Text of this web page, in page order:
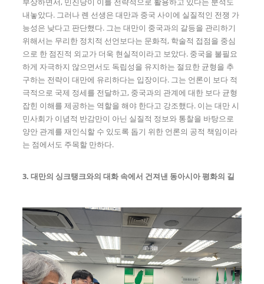
내놓았다. 그러나 롄 선생은 대만과 중국 사이에 실질적인 전쟁 가
능성은 낮다고 판단했다. 그는 대만이 중국과의 갈등을 관리하기
위해서는 무리한 정치적 선언보다는 문화적, 학술적 접점을 중심
으로 한 점진적 외교가 더욱 현실적이라고 보았다. 중국을 불필요
하게 자극하지 않으면서도 독립성을 유지하는 절묘한 균형을 추
구하는 전략이 대만에 유리하다는 입장이다. 그는 언론이 보다 적
극적으로 국제 정세를 전달하고, 중국과의 관계에 대한 보다 균형
잡힌 이해를 제공하는 역할을 해야 한다고 강조했다. 이는 대만 시
민사회가 이념적 반감만이 아닌 실질적 정보와 통찰을 바탕으로
양안 관계를 재인식할 수 있도록 돕기 위한 언론의 공적 책임이라
는 점에서도 주목할 만하다.
3. 대만의 싱크탱크와의 대화 속에서 건져낸 동아시아 평화의 길